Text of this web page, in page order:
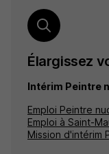
Élargissez
Intérim Peintre
Emploi Peintre
Emploi à Saint-
Mission d'intérim